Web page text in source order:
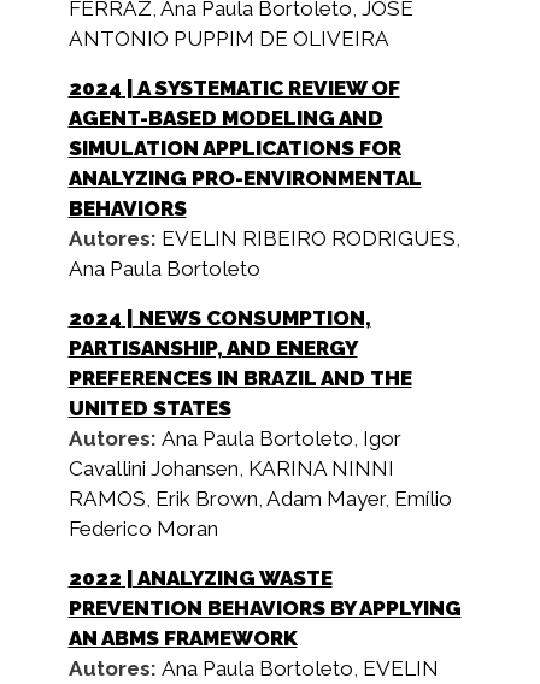
FERRAZ Ana Paula Bortoleto JOSE
ANTONIO PUPPIM DE OLIVEIRA
2024 | A SYSTEMATIC REVIEW OF
AGENT-BASED MODELING AND
SIMULATION APPLICATIONS FOR
ANALYZING PRO-ENVIRONMENTAL
BEHAVIORS
Autores: EVELIN RIBEIRO RODRIGUES
Ana Paula Bortoleto
2024 | NEWS CONSUMPTION,
PARTISANSHIP, AND ENERGY
PREFERENCES IN BRAZIL AND THE
UNITED STATES
Autores: Ana Paula Bortoleto Igor
Cavallini Johansen KARINA NINNI
RAMOS Erik Brown Adam Mayer, Emílio
Federico Moran
2022 | ANALYZING WASTE
PREVENTION BEHAVIORS BY APPLYING
AN ABMS FRAMEWORK
Autores: Ana Paula Bortoleto EVELIN